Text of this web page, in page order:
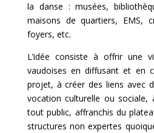
la danse : musées,
maisons de quartiers, EMS,
foyers, etc.
L’idée consiste à offrir une
vaudoises en diffusant et en
projet, à créer des liens avec
vocation culturelle ou sociale,
tout public, affranchis du
structures non expertes